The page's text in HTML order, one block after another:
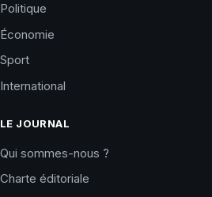
Politique
Économie
Sport
International
LE JOURNAL
Qui sommes-nous ?
Charte éditoriale